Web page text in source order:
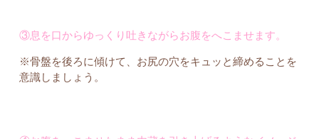
③息を口からゆっくり吐きながらお腹をへこませます。
※骨盤を後ろに傾けて、お尻の穴をキュッと締めることを
意識しましょう。